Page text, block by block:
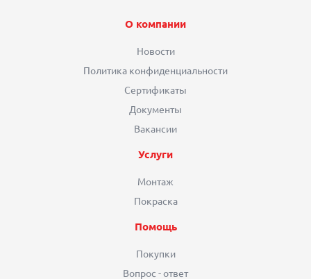
О компании
Новости
Политика конфиденциальности
Сертификаты
Документы
Вакансии
Услуги
Монтаж
Покраска
Помощь
Покупки
Вопрос - ответ